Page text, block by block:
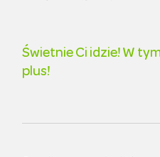
Świetnie Ci idzie! W
plus!